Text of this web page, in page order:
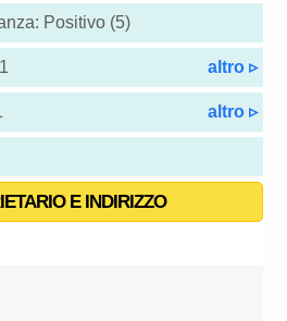
Positivo (5)
altro ▹
altro ▹
E INDIRIZZO